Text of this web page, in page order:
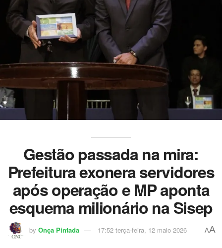
Gestão passada na mira:
Prefeitura exonera servidores
após operação e MP aponta
esquema milionário na Sisep
by Onça Pintada 17:52 terça-feira, 12 maio 2026 AA